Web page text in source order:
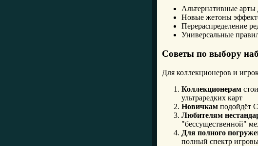
Альтернативные арты
Новые жетоны
Перераспределение
Универсальные
Советы по выбору
Для коллекционеров и
Коллекционерам
ультраредких карт
Новичкам подойдёт
Любителям
"бессущественной"
Для полного
полный спектр